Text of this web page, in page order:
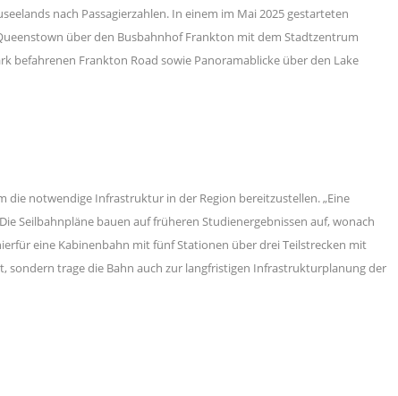
nach Passagierzahlen. In einem im Mai 2025 gestarteten
über den Busbahnhof Frankton mit dem Stadtzentrum
befahrenen Frankton Road sowie Panoramablicke über den Lake
notwendige Infrastruktur in der Region bereitzustellen. „Eine
Seilbahnpläne bauen auf früheren Studienergebnissen auf, wonach
eine Kabinenbahn mit fünf Stationen über drei Teilstrecken mit
trage die Bahn auch zur langfristigen Infrastrukturplanung der